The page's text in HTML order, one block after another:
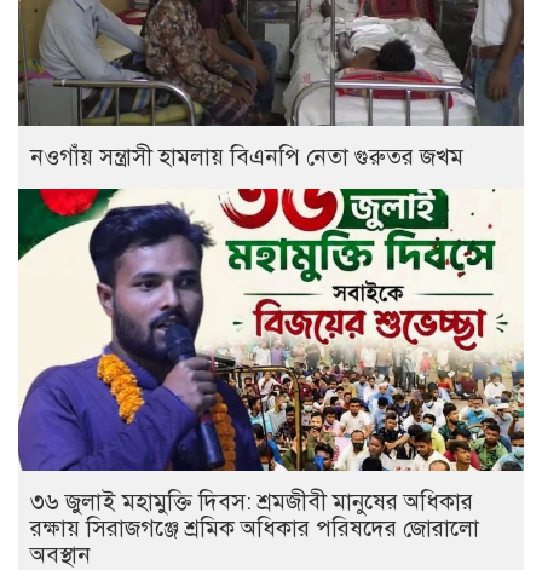
নওগাঁয় সন্ত্রাসী হামলায় বিএনপি নেতা গুরুতর জখম
৩৬ জুলাই মহামুক্তি দিবস: শ্রমজীবী মানুষের অধিকার
রক্ষায় সিরাজগঞ্জে শ্রমিক অধিকার পরিষদের জোরালো
অবস্থান